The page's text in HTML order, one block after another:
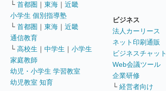
└ 首都圏 ｜ 東海 ｜ 近畿
小学生 個別指導塾
└ 首都圏 ｜ 東海 ｜ 近畿
通信教育
└ 高校生 ｜ 中学生 ｜ 小学生
家庭教師
幼児・小学生 学習教室
幼児教室 知育
ビジネス
法人カーリース
ネット印刷通販
ビジネスチャッ
Web会議ツール
企業研修
└ 経営者向け